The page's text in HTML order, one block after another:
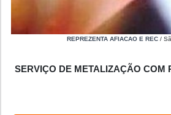
REPREZENTA AFIACAO E REC /
SERVIÇO DE METALIZAÇÃO COM